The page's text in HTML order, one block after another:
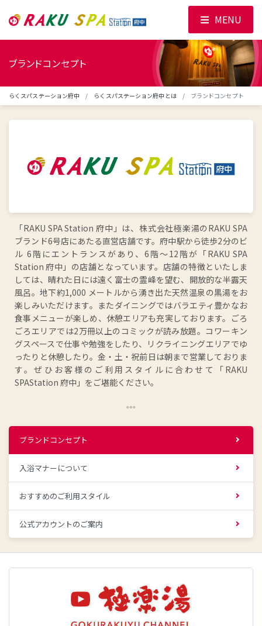
ブランドコンセプト
らくスパステーション府中 らくスパステーション府中とは ブランドコンセプト
「RAKU SPA Station 府中」は、株式会社極楽湯のRAKU SPA
ブランド6号店にあたる直営店舗です。府中駅から徒歩2分のビ
ル 6階にエントランスがあり、6階～12階が「RAKU SPA
Station 府中」の店舗となっています。店舗の特徴といたしま
しては、晴れた日には遠く富士の霊峰を望む、開放的な半露天
風呂。地下約1,000 メートルから湧き出た天然温泉の黒湯をお
楽しみいただけます。またダイニングではバラエティ豊かなお
食事メニューが楽しめ、休憩エリアも充実しております。ごろ
ごろエリアでは2万冊以上のコミックが読み放題。コワーキン
グスペースで仕事や勉強をしたり、リクライニングエリアでゆ
ったりと休憩したり。金・土・祝前日は朝まで営業しておりま
す。ぜひお客様のご利用スタイルに合わせて「RAKU
SPAStation 府中」をご堪能ください。
ブランドコンセプト
入浴マナーについて
おすすめのご利用スタイル
公式アカウントのご案内
MENU